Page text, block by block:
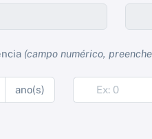
(campo numérico,
ano(s)